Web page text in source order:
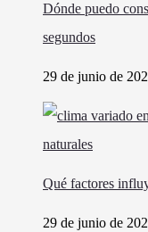
Dónde puedo
segundos
29 de junio de
Qué factores
29 de junio de